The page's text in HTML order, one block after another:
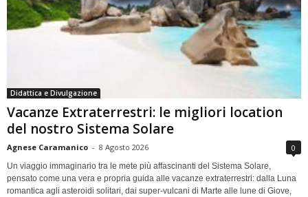
Didattica e Divulgazione
Vacanze Extraterrestri: le migliori location
del nostro Sistema Solare
Agnese Caramanico - 8 Agosto 2026 0
Un viaggio immaginario tra le mete più affascinanti del Sistema Solare,
pensato come una vera e propria guida alle vacanze extraterrestri: dalla Luna
romantica agli asteroidi solitari, dai super-vulcani di Marte alle lune di Giove,